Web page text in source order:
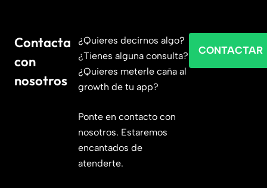
Contacta
con
nosotros
¿Quieres decirnos algo?
¿Tienes alguna consulta?
¿Quieres meterle caña al
growth de tu app?
Ponte en contacto con
nosotros. Estaremos
encantados de
atenderte.
CONTACTAR